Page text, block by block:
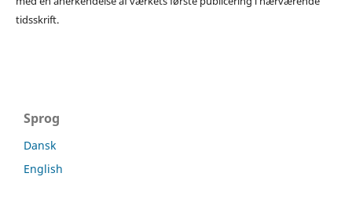
tidsskrift.
Sprog
Dansk
English